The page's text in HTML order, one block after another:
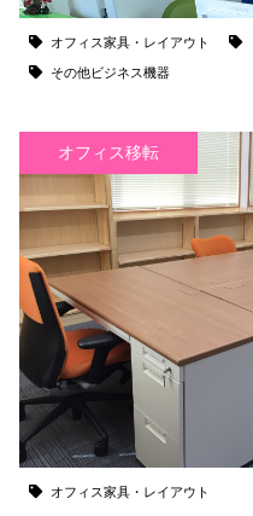
オフィス家具・レイアウト
その他ビジネス機器
オフィス移転
オフィス家具・レイアウト